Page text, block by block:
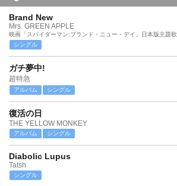
Brand New
Mrs. GREEN APPLE
映画「スパイダーマン:ブランド・ニュー・デイ」日本版主題歌
シングル
ガチ夢中!
超特急
アルバム シングル
復活の日
THE YELLOW MONKEY
アルバム シングル
Diabolic Lupus
Tatsh
シングル